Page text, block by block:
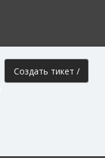
Создать тикет /